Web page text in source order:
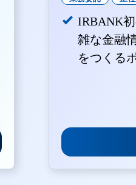
IRBANK
雑な金融
をつくる